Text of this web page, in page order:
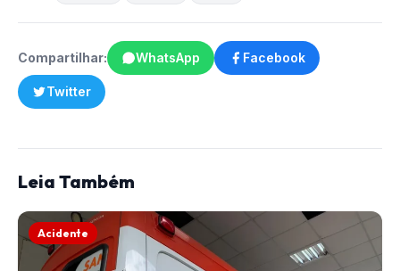
Compartilhar: WhatsApp Facebook
Twitter
Leia Também
Acidente